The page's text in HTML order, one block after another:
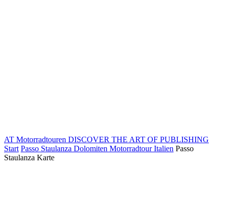
AT Motorradtouren DISCOVER THE ART OF PUBLISHING
Start Passo Staulanza Dolomiten Motorradtour Italien Passo
Staulanza Karte